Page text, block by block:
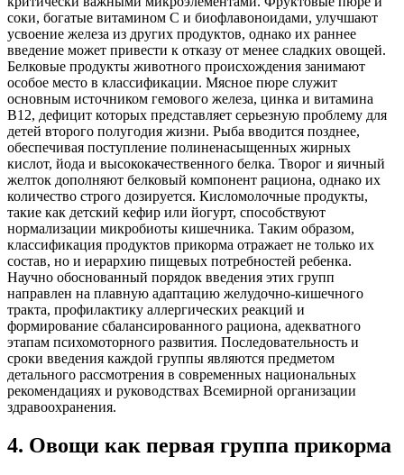
соки, богатые витамином С и биофлавоноидами, улучшают
усвоение железа из других продуктов, однако их раннее
введение может привести к отказу от менее сладких овощей.
Белковые продукты животного происхождения занимают
особое место в классификации. Мясное пюре служит
основным источником гемового железа, цинка и витамина
B12, дефицит которых представляет серьезную проблему для
детей второго полугодия жизни. Рыба вводится позднее,
обеспечивая поступление полиненасыщенных жирных
кислот, йода и высококачественного белка. Творог и яичный
желток дополняют белковый компонент рациона, однако их
количество строго дозируется. Кисломолочные продукты,
такие как детский кефир или йогурт, способствуют
нормализации микробиоты кишечника. Таким образом,
классификация продуктов прикорма отражает не только их
состав, но и иерархию пищевых потребностей ребенка.
Научно обоснованный порядок введения этих групп
направлен на плавную адаптацию желудочно-кишечного
тракта, профилактику аллергических реакций и
формирование сбалансированного рациона, адекватного
этапам психомоторного развития. Последовательность и
сроки введения каждой группы являются предметом
детального рассмотрения в современных национальных
рекомендациях и руководствах Всемирной организации
здравоохранения.
4. Овощи как первая группа прикорма